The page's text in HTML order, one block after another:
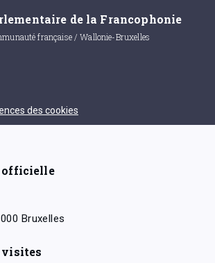
de la Francophonie
française / Wallonie-Bruxelles
des cookies
officielle
Bruxelles
visites